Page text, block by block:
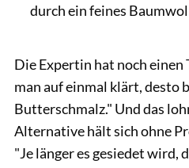
durch ein feines
Die Expertin hat noch
man auf einmal klärt, desto
Butterschmalz." Und das
Alternative hält sich ohne
"Je länger es gesiedet wird,